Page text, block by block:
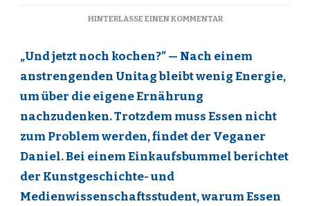
HINTERLASSE EINEN KOMMENTARZU
„Und jetzt noch kochen?” — Nach einem
anstrengenden Unitag bleibt wenig Energie,
um über die eigene Ernährung
nachzudenken. Trotzdem muss Essen nicht
zum Problem werden, findet der Veganer
Daniel. Bei einem Einkaufsbummel berichtet
der Kunstgeschichte- und
Medienwissenschaftsstudent, warum Essen